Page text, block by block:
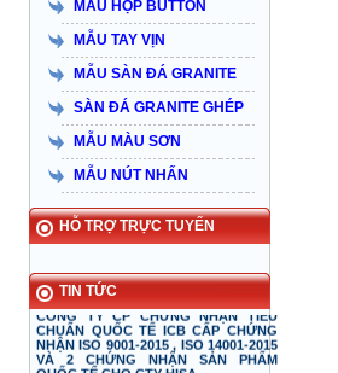
MẪU HỘP BUTTON
MẪU TAY VỊN
MẪU SÀN ĐÁ GRANITE
SÀN ĐÁ GRANITE GHÉP
MẪU MÀU SƠN
MẪU NÚT NHẤN
HỖ TRỢ TRỰC TUYẾN
TIN TỨC
Taiyo Việt Nam & HISA – Hành trình
hơn 15 năm đồng hành và phát triển
bền vững
Công ty thang máy Hisa vinh dự
nhận cúp và chứng nhận thương
hiệu xuất sắc năm 2015
CÔNG TY CP CHỨNG NHẬN TIÊU
CHUẨN QUỐC TẾ ICB CẤP CHỨNG
NHẬN ISO 9001-2015 , ISO 14001-2015
VÀ 2 CHỨNG NHẬN SẢN PHẨM
QUỐC TẾ CHO CTY HISA